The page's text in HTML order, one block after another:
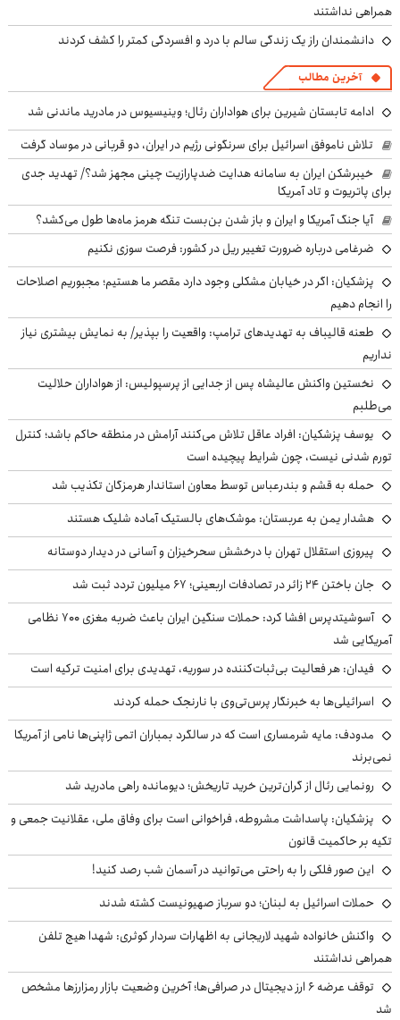
همراهی نداشتند
دانشمندان راز یک زندگی سالم با درد و افسردگی کمتر را کشف کردند
آخرین مطالب
ادامه تابستان شیرین برای هواداران رئال؛ وینیسیوس در مادرید ماندنی شد
تلاش ناموفق اسرائیل برای سرنگونی رژیم در ایران، دو قربانی در موساد گرفت
خیبرشکن ایران به سامانه هدایت ضدپارازیت چینی مجهز شد؟/ تهدید جدی
برای پاتریوت و تاد آمریکا
آیا جنگ آمریکا و ایران و باز شدن بن‌بست تنگه هرمز ماه‌ها طول می‌کشد؟
ضرغامی درباره ضرورت تغییر ریل در کشور: فرصت سوزی نکنیم
پزشکیان: اگر در خیابان مشکلی وجود دارد مقصر ما هستیم؛ مجبوریم اصلاحات
را انجام دهیم
طعنه قالیباف به تهدیدهای ترامپ: واقعیت را بپذیر/ به نمایش بیشتری نیاز
نداریم
نخستین واکنش عالیشاه پس از جدایی از پرسپولیس: از هواداران حلالیت
می‌طلبم
یوسف پزشکیان: افراد عاقل تلاش می‌کنند آرامش در منطقه حاکم باشد؛ کنترل
تورم شدنی نیست، چون شرایط پیچیده است
حمله به قشم و بندرعباس توسط معاون استاندار هرمزگان تکذیب شد
هشدار یمن به عربستان: موشک‌های بالستیک آماده شلیک هستند
پیروزی استقلال تهران با درخشش سحرخیزان و آسانی در دیدار دوستانه
جان باختن ۲۴ زائر در تصادفات اربعینی؛ ۶۷ میلیون تردد ثبت شد
آسوشیتدپرس افشا کرد: حملات سنگین ایران باعث ضربه مغزی ۷۰۰ نظامی
آمریکایی شد
فیدان: هر فعالیت بی‌ثبات‌کننده در سوریه، تهدیدی برای امنیت ترکیه است
اسرائیلی‌ها به خبرنگار پرس‌تی‌وی با نارنجک حمله کردند
مدودف: مایه شرمساری است که در سالگرد بمباران اتمی ژاپنی‌ها نامی از آمریکا
نمی‌برند
رونمایی رئال از گران‌ترین خرید تاریخش؛ دیومانده راهی مادرید شد
پزشکیان: پاسداشت مشروطه، فراخوانی است برای وفاق ملی، عقلانیت جمعی و
تکیه بر حاکمیت قانون
این صور فلکی را به راحتی می‌توانید در آسمان شب رصد کنید!
حملات اسرائیل به لبنان؛ دو سرباز صهیونیست کشته شدند
واکنش خانواده شهید لاریجانی به اظهارات سردار کوثری: شهدا هیچ تلفن
همراهی نداشتند
توقف عرضه ۶ ارز دیجیتال در صرافی‌ها؛ آخرین وضعیت بازار رمزارزها مشخص
شد